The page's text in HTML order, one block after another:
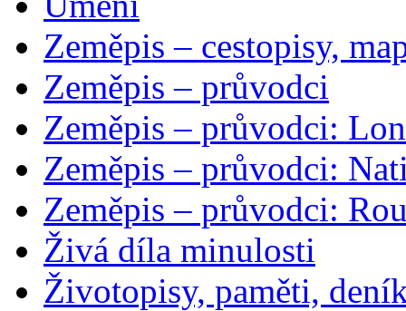
Zeměpis – cestopisy,
Zeměpis – průvodci
Zeměpis – průvodci:
Zeměpis – průvodci:
Zeměpis – průvodci:
Živá díla minulosti
Životopisy, paměti,